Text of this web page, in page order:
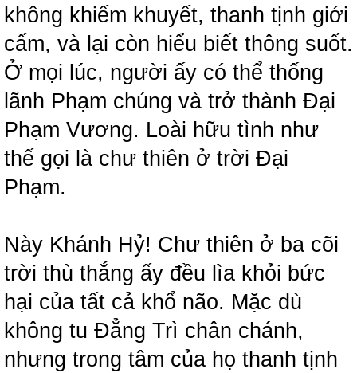
không khiếm khuyết, thanh tịnh giới
cấm, và lại còn hiểu biết thông suốt.
Ở mọi lúc, người ấy có thể thống
lãnh Phạm chúng và trở thành Đại
Phạm Vương. Loài hữu tình như
thế gọi là chư thiên ở trời Đại
Phạm.
Này Khánh Hỷ! Chư thiên ở ba cõi
trời thù thắng ấy đều lìa khỏi bức
hại của tất cả khổ não. Mặc dù
không tu Đẳng Trì chân chánh,
nhưng trong tâm của họ thanh tịnh